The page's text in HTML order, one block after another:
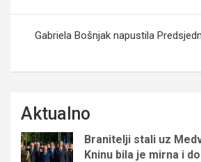
Gabriela Bošnjak napustila
Aktualno
Branitelji stali uz
Kninu bila je mirna i